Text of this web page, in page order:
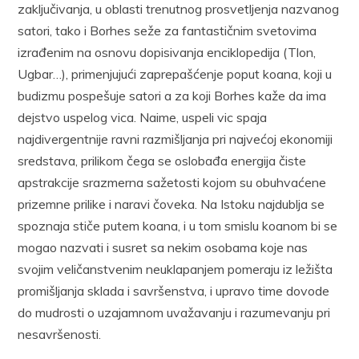
zaključivanja, u oblasti trenutnog prosvetljenja nazvanog
satori, tako i Borhes seže za fantastičnim svetovima
izrađenim na osnovu dopisivanja enciklopedija (Tlon,
Ugbar…), primenjujući zaprepašćenje poput koana, koji u
budizmu pospešuje satori a za koji Borhes kaže da ima
dejstvo uspelog vica. Naime, uspeli vic spaja
najdivergentnije ravni razmišljanja pri najvećoj ekonomiji
sredstava, prilikom čega se oslobađa energija čiste
apstrakcije srazmerna sažetosti kojom su obuhvaćene
prizemne prilike i naravi čoveka. Na Istoku najdublja se
spoznaja stiče putem koana, i u tom smislu koanom bi se
mogao nazvati i susret sa nekim osobama koje nas
svojim veličanstvenim neuklapanjem pomeraju iz ležišta
promišljanja sklada i savršenstva, i upravo time dovode
do mudrosti o uzajamnom uvažavanju i razumevanju pri
nesavršenosti.